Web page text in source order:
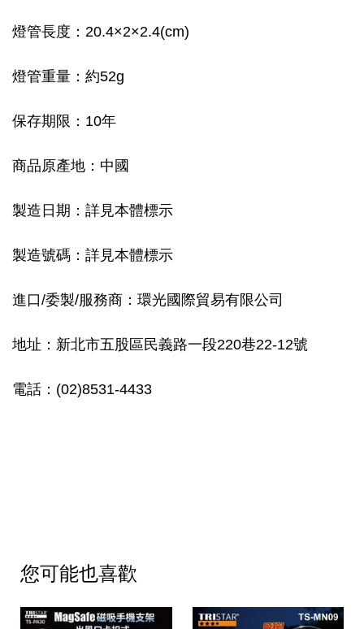
燈管長度：20.4×2×2.4(cm)
燈管重量：約52g
保存期限：10年
商品原產地：中國
製造日期：詳見本體標示
製造號碼：詳見本體標示
進口/委製/服務商：環光國際貿易有限公司
地址：新北市五股區民義路一段220巷22-12號
電話：(02)8531-4433
您可能也喜歡